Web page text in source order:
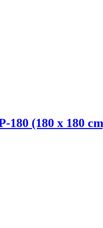
180 (180 x 180